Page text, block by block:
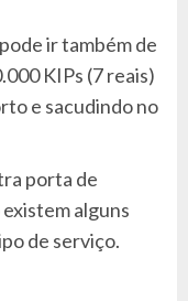
ir também de
KIPs (7 reais)
e sacudindo no
porta de
alguns
de serviço.